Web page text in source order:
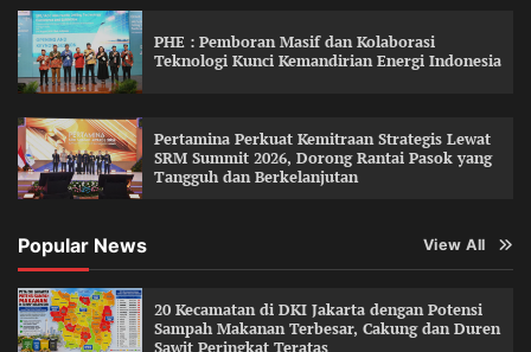
PHE : Pemboran Masif dan Kolaborasi
Teknologi Kunci Kemandirian Energi Indonesia
Pertamina Perkuat Kemitraan Strategis Lewat
SRM Summit 2026, Dorong Rantai Pasok yang
Tangguh dan Berkelanjutan
Popular News View All
20 Kecamatan di DKI Jakarta dengan Potensi
Sampah Makanan Terbesar, Cakung dan Duren